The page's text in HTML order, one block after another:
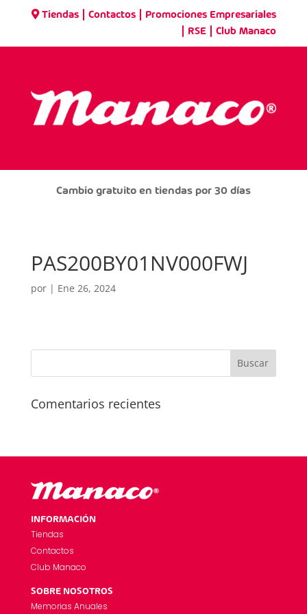
Tiendas |Contactos Promociones Empresariales
RSE |Club Manaco
Cambio gratuito en tiendas por 30 días
PAS200BY01NV000FWJ
por | Ene 26, 2024
Comentarios recientes
INFORMACIÓN
Tiendas
Contactos
Club Manaco
SOBRE NOSOTROS
Memorias Anuales